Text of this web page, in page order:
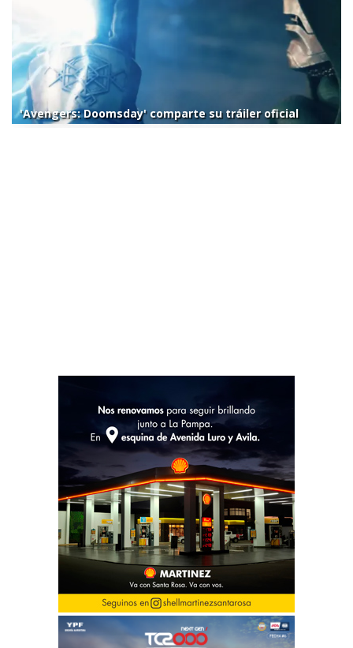
'Avengers: Doomsday' comparte su tráiler oficial